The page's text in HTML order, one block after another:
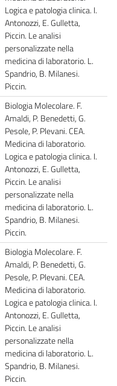
Logica e patologia clinica. I.
Antonozzi, E. Gulletta,
Piccin. Le analisi
personalizzate nella
medicina di laboratorio. L.
Spandrio, B. Milanesi.
Piccin.
Biologia Molecolare. F.
Amaldi, P. Benedetti, G.
Pesole, P. Plevani. CEA.
Medicina di laboratorio.
Logica e patologia clinica. I.
Antonozzi, E. Gulletta,
Piccin. Le analisi
personalizzate nella
medicina di laboratorio. L.
Spandrio, B. Milanesi.
Piccin.
Biologia Molecolare. F.
Amaldi, P. Benedetti, G.
Pesole, P. Plevani. CEA.
Medicina di laboratorio.
Logica e patologia clinica. I.
Antonozzi, E. Gulletta,
Piccin. Le analisi
personalizzate nella
medicina di laboratorio. L.
Spandrio, B. Milanesi.
Piccin.